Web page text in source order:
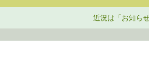
近況は「お知ら